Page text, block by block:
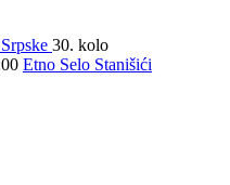
30. kolo
Etno Selo Stanišići